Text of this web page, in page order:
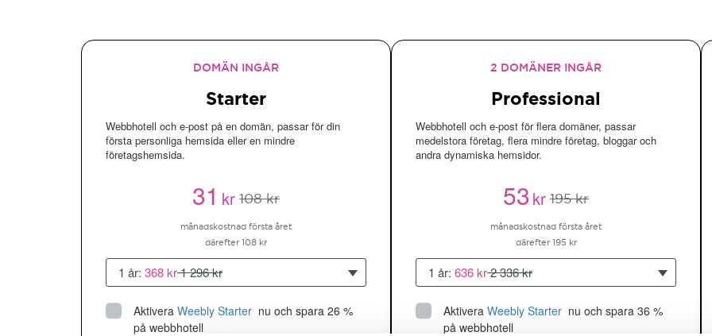
DOMÄN INGÅR
Starter
Webbhotell och e-post på en domän, passar för din
första personliga hemsida eller en mindre
företagshemsida.
31kr 108 kr
månadskostnad första året
därefter 108 kr
1 år: 368 kr1 296 kr
Aktivera Weebly Starter nu och spara 26 %
på webbhotell
2 DOMÄNER INGÅR
Professional
Webbhotell och e-post för flera domäner, passar
medelstora företag, flera mindre företag, bloggar och
andra dynamiska hemsidor.
53kr 195 kr
månadskostnad första året
därefter 195 kr
1 år: 636 kr2 336 kr
Aktivera Weebly Starter nu och spara 36 %
på webbhotell